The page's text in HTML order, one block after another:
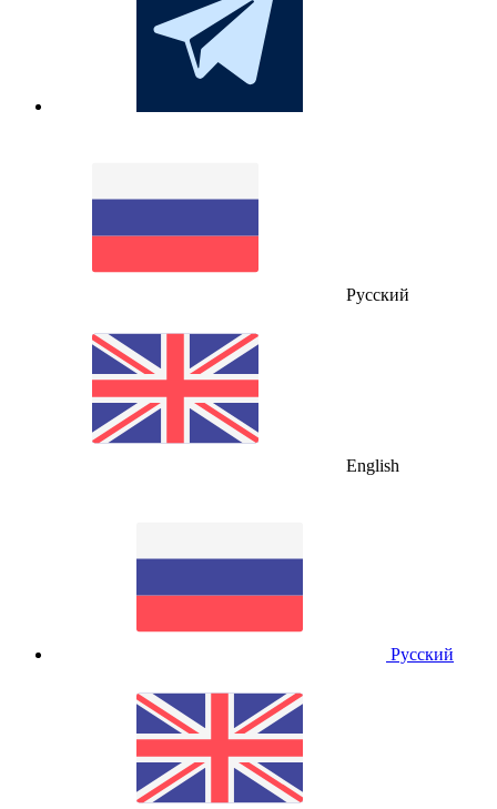
Русский
English
Русский